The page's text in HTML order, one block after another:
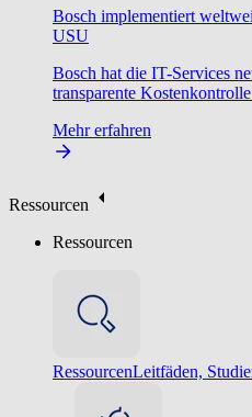
Bosch implementiert
USU
Bosch hat die IT-Services
transparente
Mehr erfahren
Ressourcen
Ressourcen
RessourcenLeitfäden,